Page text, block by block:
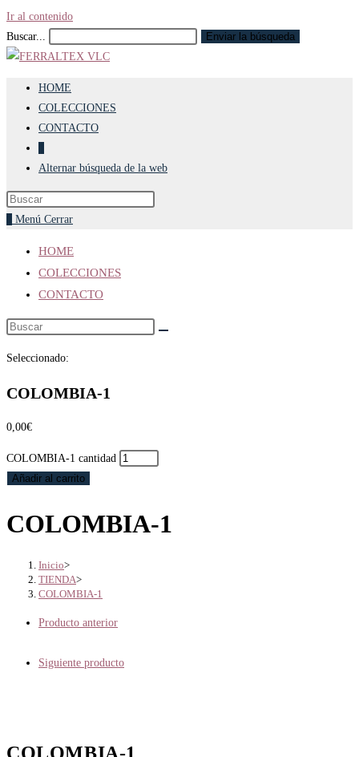
Ir al contenido
Buscar...
Enviar la búsqueda
HOME
COLECCIONES
CONTACTO
Alternar búsqueda de la web
Menú Cerrar
HOME
COLECCIONES
CONTACTO
Seleccionado:
COLOMBIA-1
0,00€
COLOMBIA-1 cantidad
Añadir al carrito
COLOMBIA-1
Inicio>
TIENDA>
COLOMBIA-1
Producto anterior
Siguiente producto